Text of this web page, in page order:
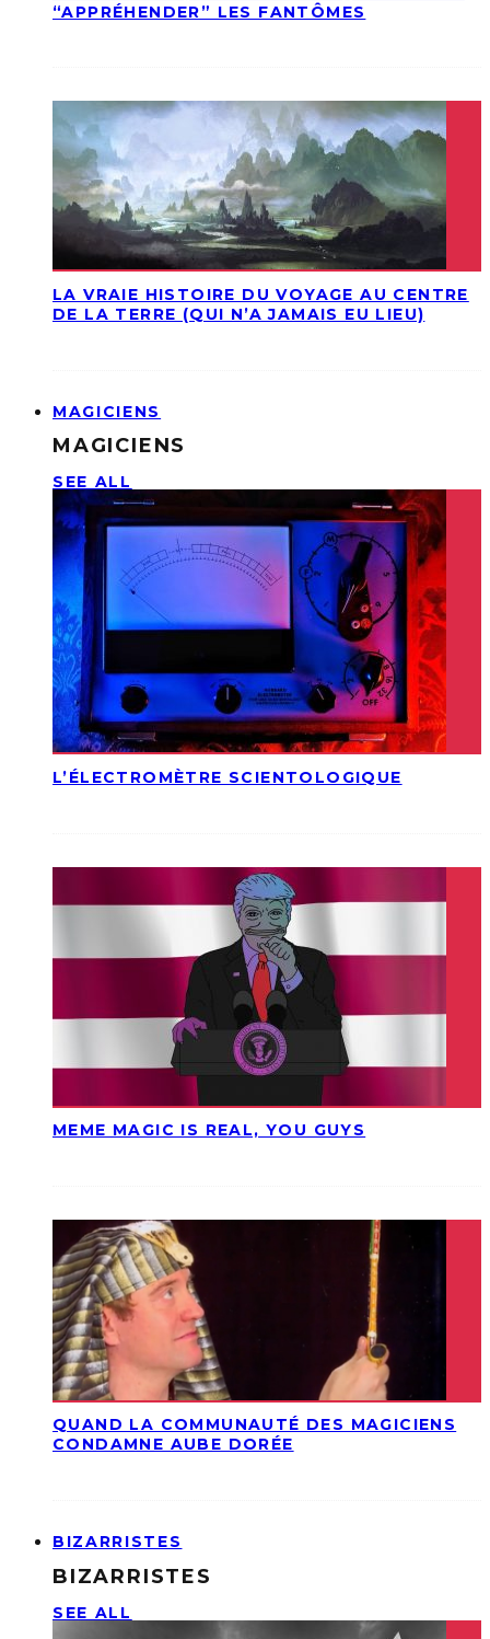
“APPRÉHENDER” LES FANTÔMES
LA VRAIE HISTOIRE DU VOYAGE AU CENTRE
DE LA TERRE (QUI N’A JAMAIS EU LIEU)
MAGICIENS
MAGICIENS
SEE ALL
L’ÉLECTROMÈTRE SCIENTOLOGIQUE
MEME MAGIC IS REAL, YOU GUYS
QUAND LA COMMUNAUTÉ DES MAGICIENS
CONDAMNE AUBE DORÉE
BIZARRISTES
BIZARRISTES
SEE ALL